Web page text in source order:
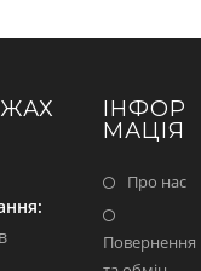
ІНФОР
МАЦІЯ
Про нас
Повернення